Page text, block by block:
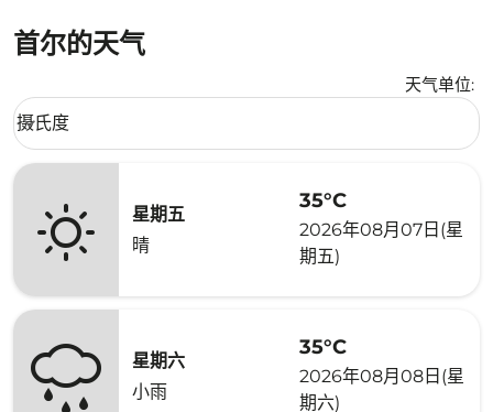
首尔的天气
天气单位:
Weather unit option 摄氏度 Selected
摄氏度
keyboard_arrow_down
星期五
晴
35°C
2026年08月07日(星
期五)
星期六
小雨
35°C
2026年08月08日(星
期六)